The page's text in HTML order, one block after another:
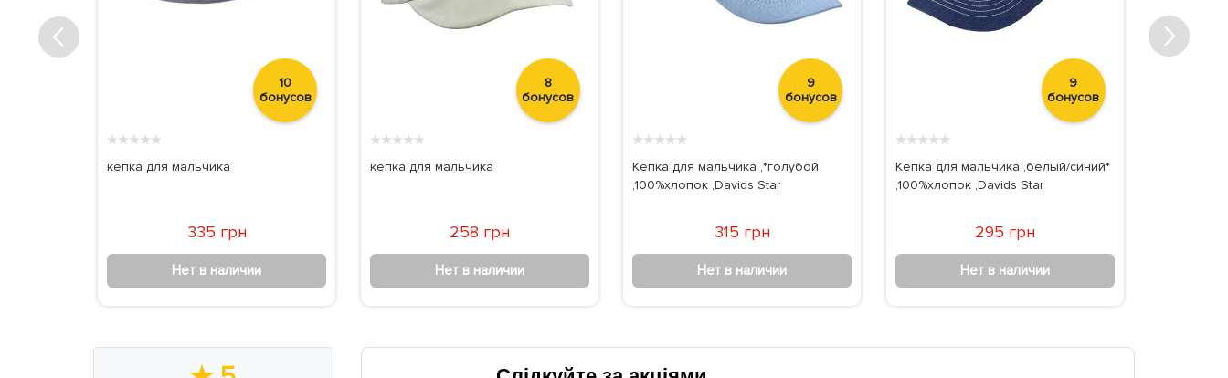
10
бонусов
★★★★★
кепка для мальчика
335 грн
Нет в наличии
8
бонусов
★★★★★
кепка для мальчика
258 грн
Нет в наличии
9
бонусов
★★★★★
Кепка для мальчика ,*голубой
,100%хлопок ,Davids Star
315 грн
Нет в наличии
9
бонусов
★★★★★
Кепка для мальчика ,белый/синий*
,100%хлопок ,Davids Star
295 грн
Нет в наличии